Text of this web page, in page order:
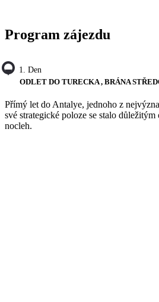
Program zájezdu
1. Den
ODLET DO TURECKA , BRÁNA
Přímý let do Antalye, jednoho z
své strategické poloze se stalo
nocleh.